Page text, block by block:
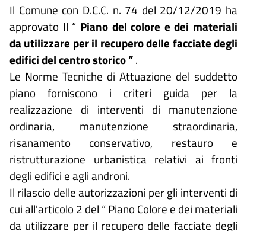
Il Comune con D.C.C. n. 74 del 20/12/2019 ha
approvato Il “ Piano del colore e dei materiali
da utilizzare per il recupero delle facciate degli
edifici del centro storico”.
Le Norme Tecniche di Attuazione del suddetto
piano forniscono i criteri guida per la
realizzazione di interventi di manutenzione
ordinaria, manutenzione straordinaria,
risanamento conservativo, restauro e
ristrutturazione urbanistica relativi ai fronti
degli edifici e agli androni.
Il rilascio delle autorizzazioni per gli interventi di
cui all'articolo 2 del “ Piano Colore e dei materiali
da utilizzare per il recupero delle facciate degli